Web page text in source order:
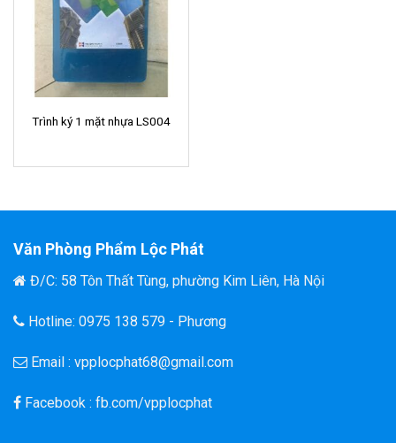
Trình ký 1 mặt nhựa LS004
Văn Phòng Phẩm Lộc Phát
Đ/C: 58 Tôn Thất Tùng, phường Kim Liên, Hà Nội
Hotline: 0975 138 579 - Phương
Email : vpplocphat68@gmail.com
Facebook : fb.com/vpplocphat